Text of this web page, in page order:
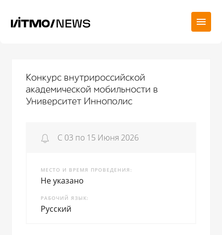
Конкурс внутрироссийской
академической мобильности в
Университет Иннополис
С 03 по 15 Июня 2026
МЕСТО И ВРЕМЯ ПРОВЕДЕНИЯ
Не указано
РАБОЧИЙ ЯЗЫК
Русский